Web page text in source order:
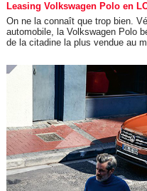
Leasing Volkswagen Polo en
On ne la connaît que trop bien.
automobile, la Volkswagen Polo
de la citadine la plus vendue au